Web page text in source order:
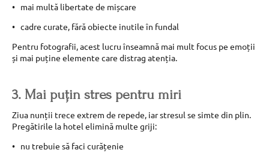
mai multă libertate de mișcare
cadre curate, fără obiecte inutile în fundal
Pentru fotografii, acest lucru înseamnă mai mult focus pe emoții
și mai puține elemente care distrag atenția.
3. Mai puțin stres pentru miri
Ziua nunții trece extrem de repede, iar stresul se simte din plin.
Pregătirile la hotel elimină multe griji:
nu trebuie să faci curățenie